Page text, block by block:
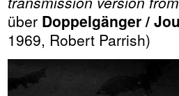
über Doppelgänger /
1969, Robert Parrish)